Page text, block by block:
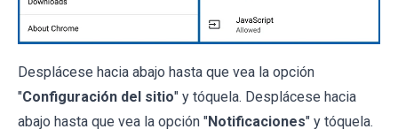
Desplácese hacia abajo hasta que vea la opción
"Configuración del sitio" y tóquela. Desplácese hacia
abajo hasta que vea la opción "Notificaciones" y tóquela.